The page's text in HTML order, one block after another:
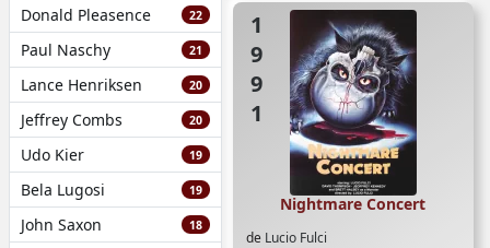
Donald Pleasence 22
Paul Naschy 21
Lance Henriksen 20
Jeffrey Combs 20
Udo Kier 19
Bela Lugosi 19
John Saxon 18
1991
de Lucio Fulci
Nightmare Concert